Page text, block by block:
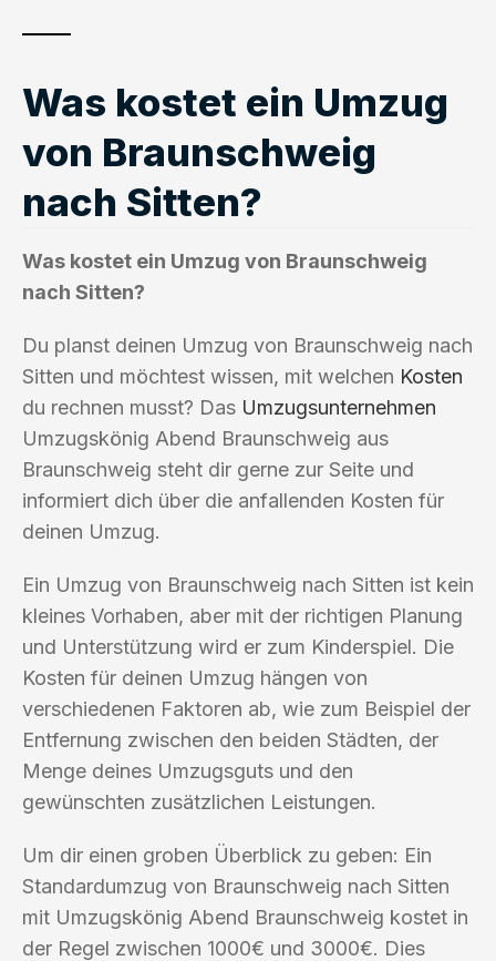
Was kostet ein Umzug
von Braunschweig
nach Sitten?
Was kostet ein Umzug von Braunschweig
nach Sitten?
Du planst deinen Umzug von Braunschweig nach
Sitten und möchtest wissen, mit welchen Kosten
du rechnen musst? Das Umzugsunternehmen
Umzugskönig Abend Braunschweig aus
Braunschweig steht dir gerne zur Seite und
informiert dich über die anfallenden Kosten für
deinen Umzug.
Ein Umzug von Braunschweig nach Sitten ist kein
kleines Vorhaben, aber mit der richtigen Planung
und Unterstützung wird er zum Kinderspiel. Die
Kosten für deinen Umzug hängen von
verschiedenen Faktoren ab, wie zum Beispiel der
Entfernung zwischen den beiden Städten, der
Menge deines Umzugsguts und den
gewünschten zusätzlichen Leistungen.
Um dir einen groben Überblick zu geben: Ein
Standardumzug von Braunschweig nach Sitten
mit Umzugskönig Abend Braunschweig kostet in
der Regel zwischen 1000€ und 3000€. Dies